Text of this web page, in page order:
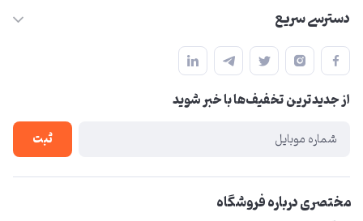
09210446578
herzeonline@gmail.com
مشهد مقدس ،خیابان امام رضا(ع) ، حرم مطهر رضوی ، فلکه آب ، بازار
امام رضا (ع)
دسترسی سریع
حساب کاربری
مجله فروشگاه
لیست محصولات
درباره ما
از جدید‌ترین تخفیف‌ها با‌ خبر شوید
ثبت
مختصری درباره فروشگاه